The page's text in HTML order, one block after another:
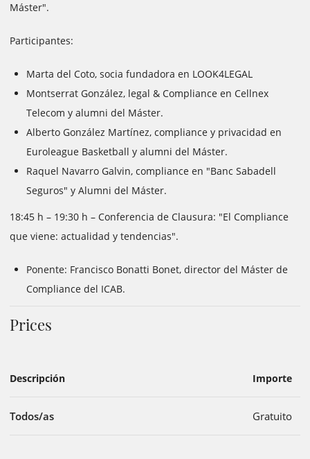
Máster".
Participantes:
Marta del Coto, socia fundadora en LOOK4LEGAL
Montserrat González, legal & Compliance en Cellnex
Telecom y alumni del Máster.
Alberto González Martínez, compliance y privacidad en
Euroleague Basketball y alumni del Máster.
Raquel Navarro Galvin, compliance en "Banc Sabadell
Seguros" y Alumni del Máster.
18:45 h – 19:30 h – Conferencia de Clausura: "El Compliance
que viene: actualidad y tendencias".
Ponente: Francisco Bonatti Bonet, director del Máster de
Compliance del ICAB.
Prices
Descripción Importe
Todos/as Gratuito